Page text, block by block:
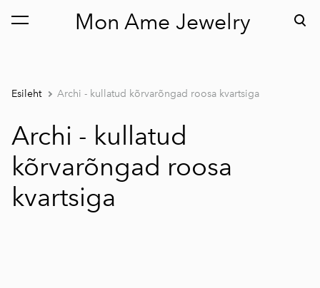
Mon Ame Jewelry
lisati ostukorvi. Vaata ostukorvi
Esileht Archi - kullatud kõrvarõngad roosa kvartsiga
Archi - kullatud
kõrvarõngad roosa
kvartsiga